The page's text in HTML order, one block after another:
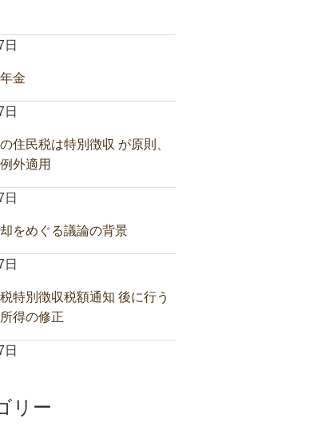
金
住民税は特別徴収 が原則、
外適用
をめぐる議論の背景
特別徴収税額通知 後に行う
得の修正
リー